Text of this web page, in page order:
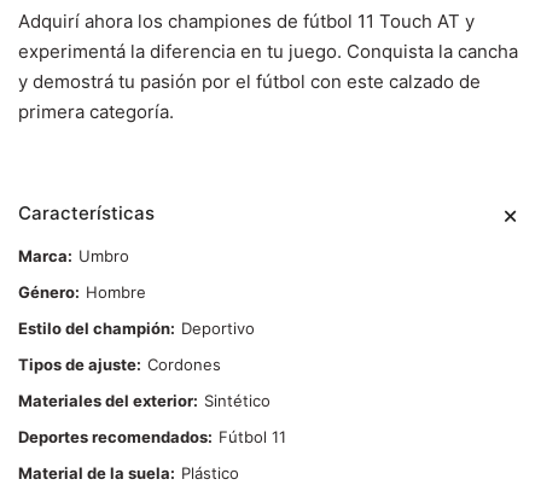
Adquirí ahora los championes de fútbol 11 Touch AT y
experimentá la diferencia en tu juego. Conquista la cancha
y demostrá tu pasión por el fútbol con este calzado de
primera categoría.
Características
Marca
Umbro
Género
Hombre
Estilo del champión
Deportivo
Tipos de ajuste Cordones
Materiales del exterior
Sintético
Deportes recomendados
Fútbol 11
Material de la suela
Plástico